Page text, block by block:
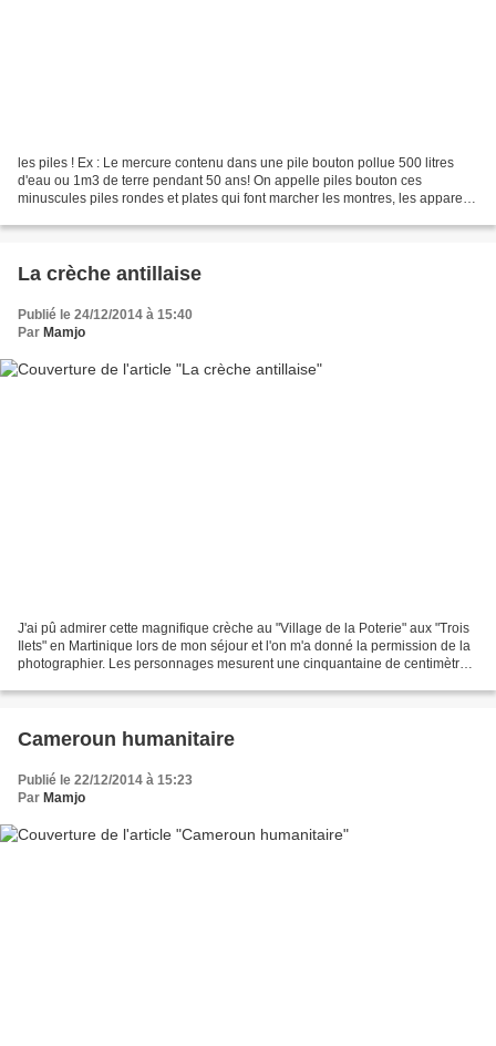
les piles ! Ex : Le mercure contenu dans une pile bouton pollue 500 litres
d'eau ou 1m3 de terre pendant 50 ans! On appelle piles bouton ces
minuscules piles rondes et plates qui font marcher les montres, les appareils
La crèche antillaise
Publié le 24/12/2014 à 15:40
Par Mamjo
J'ai pû admirer cette magnifique crèche au "Village de la Poterie" aux "Trois
Ilets" en Martinique lors de mon séjour et l'on m'a donné la permission de la
photographier. Les personnages mesurent une cinquantaine de centimètres
Cameroun humanitaire
Publié le 22/12/2014 à 15:23
Par Mamjo